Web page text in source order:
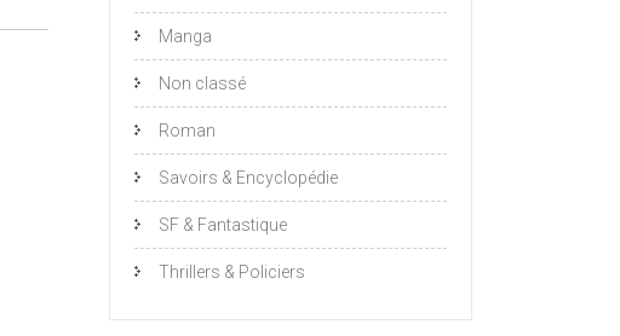
Manga
Non classé
Roman
Savoirs & Encyclopédie
SF & Fantastique
Thrillers & Policiers